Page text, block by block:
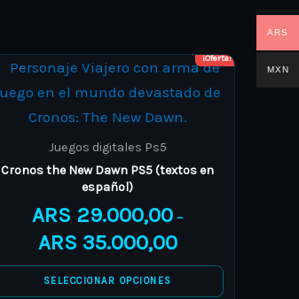
¡Oferta!
Juegos digitales Ps5
Cronos the New Dawn PS5 (textos en
español)
ARS 29.000,00 –
ARS 35.000,00
Price
ARS 29.000,00
through
SELECCIONAR OPCIONES
This
product
has
multiple
variants.
The
options
may
be
chosen
ARS
MXN